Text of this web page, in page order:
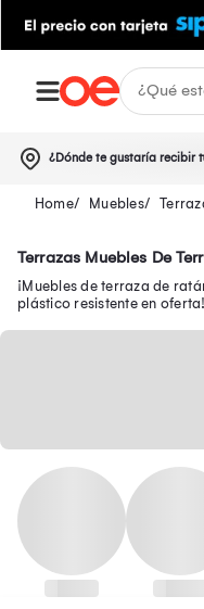
¿Dónde te gustaría recibir
Muebles
Terrazas Muebles De
¡Muebles de terraza de
plástico resistente en